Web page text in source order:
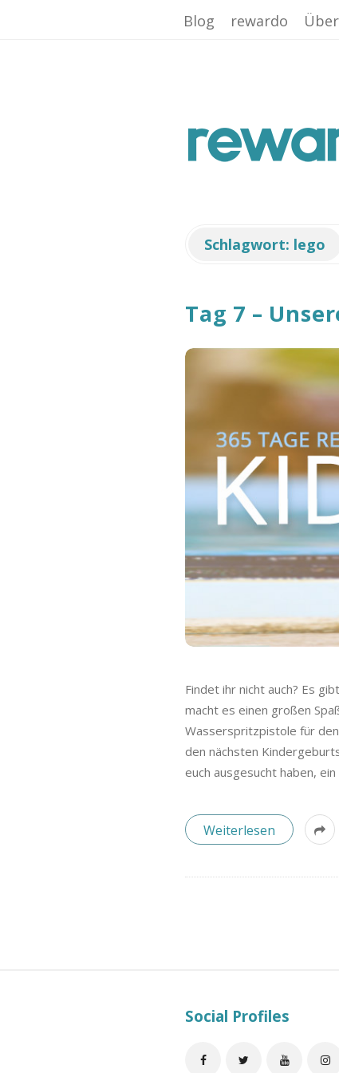
Blog rewardo
r
e
a
d
o
C
a
s
h
b
a
c
k
B
l
o
g
Schlagwort: lego
Tag 7 –
Findet ihr nicht auch? Es
macht es einen großen
Wasserspritzpistole für
den nächsten
euch ausgesucht haben,
Weiterlesen
Social Profiles